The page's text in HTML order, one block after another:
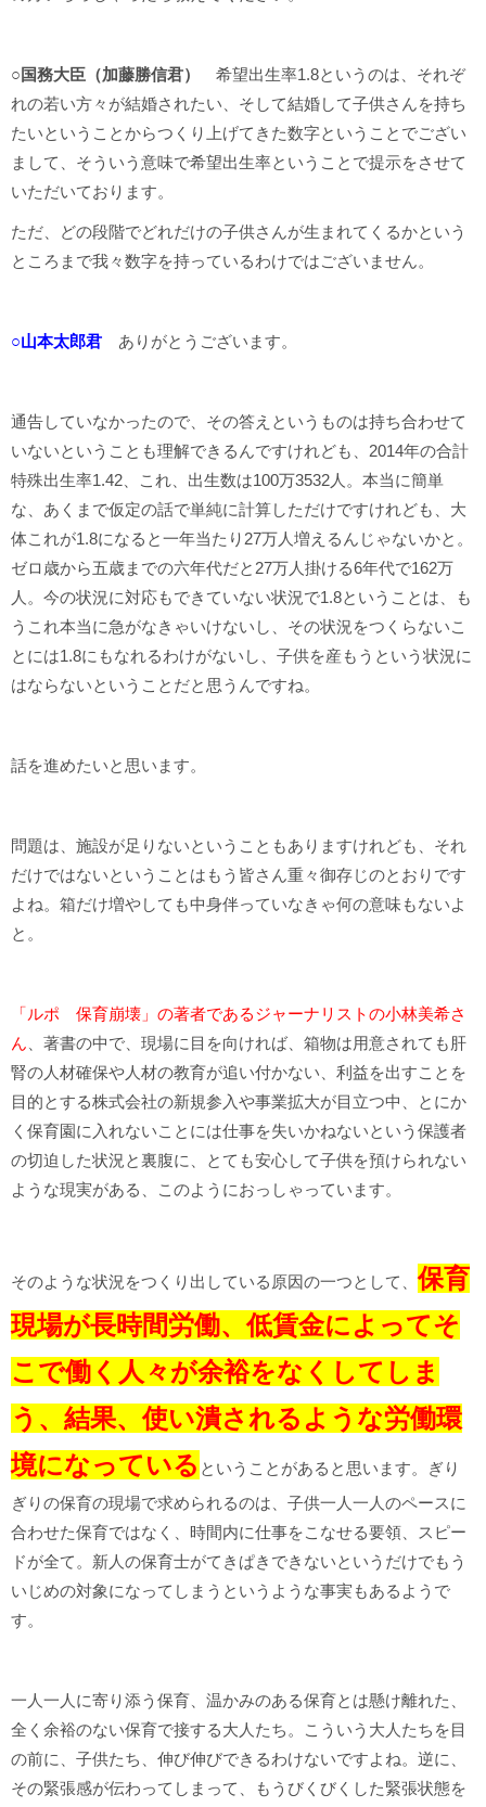
○国務大臣（加藤勝信君）
希望出生率1.8というのは、それぞ
れの若い方々が結婚されたい、そして結婚して子供さんを持ち
たいということからつくり上げてきた数字ということでござい
まして、そういう意味で希望出生率ということで提示をさせて
いただいております。
ただ、どの段階でどれだけの子供さんが生まれてくるかという
ところまで我々数字を持っているわけではございません。
○山本太郎君 ありがとうございます。
通告していなかったので、その答えというものは持ち合わせて
いないということも理解できるんですけれども、2014年の合計
特殊出生率1.42、これ、出生数は100万3532人。本当に簡単
な、あくまで仮定の話で単純に計算しただけですけれども、大
体これが1.8になると一年当たり27万人増えるんじゃないかと。
ゼロ歳から五歳までの六年代だと27万人掛ける6年代で162万
人。今の状況に対応もできていない状況で1.8ということは、も
うこれ本当に急がなきゃいけないし、その状況をつくらないこ
とには1.8にもなれるわけがないし、子供を産もうという状況に
はならないということだと思うんですね。
話を進めたいと思います。
問題は、施設が足りないということもありますけれども、それ
だけではないということはもう皆さん重々御存じのとおりです
よね。箱だけ増やしても中身伴っていなきゃ何の意味もないよ
と。
「ルポ 保育崩壊」の著者であるジャーナリストの小林美希さ
ん 、著書の中で、現場に目を向ければ、箱物は用意されても肝
腎の人材確保や人材の教育が追い付かない、利益を出すことを
目的とする株式会社の新規参入や事業拡大が目立つ中、とにか
く保育園に入れないことには仕事を失いかねないという保護者
の切迫した状況と裏腹に、とても安心して子供を預けられない
ような現実がある、このようにおっしゃっています。
そのような状況をつくり出している原因の一つとして、保育
現場が長時間労働、低賃金によってそ
こで働く人々が余裕をなくしてしま
う、結果、使い潰されるような労働環
境になっている ということがあると思います。ぎり
ぎりの保育の現場で求められるのは、子供一人一人のペースに
合わせた保育ではなく、時間内に仕事をこなせる要領、スピー
ドが全て。新人の保育士がてきぱきできないというだけでもう
いじめの対象になってしまうというような事実もあるようで
す。
一人一人に寄り添う保育、温かみのある保育とは懸け離れた、
全く余裕のない保育で接する大人たち。こういう大人たちを目
の前に、子供たち、伸び伸びできるわけないですよね。逆に、
その緊張感が伝わってしまって、もうびくびくした緊張状態を